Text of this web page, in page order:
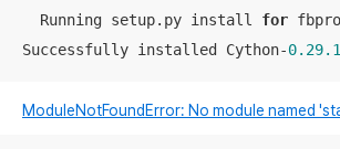
  Running setup.py install
for
Successfully installed Cython-0.29
ModuleNotFoundError: No module named